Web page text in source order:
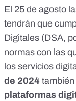
El 25 de agosto
tendrán que
Digitales (DSA,
normas con las
los servicios
de 2024
plataformas